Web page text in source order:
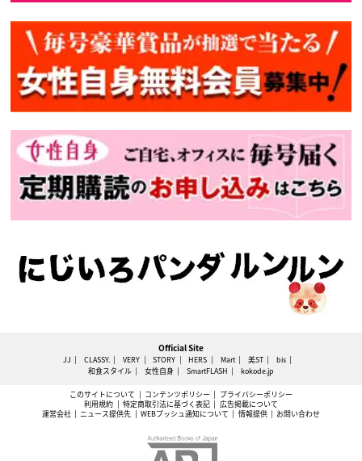
Official Site
JJ CLASSY. VERY STORY HERS Mart 美ST
bis
和食スタイル
女性自身 SmartFLASH kokode.jp
このサイトについて コンテンツポリシー
プライバシーポリシー
利用規約
特定商取引法に基づく表記
広告掲載について
運営会社
ニュース提供先 WEBプッシュ通知について 情報提供 お問い合わせ